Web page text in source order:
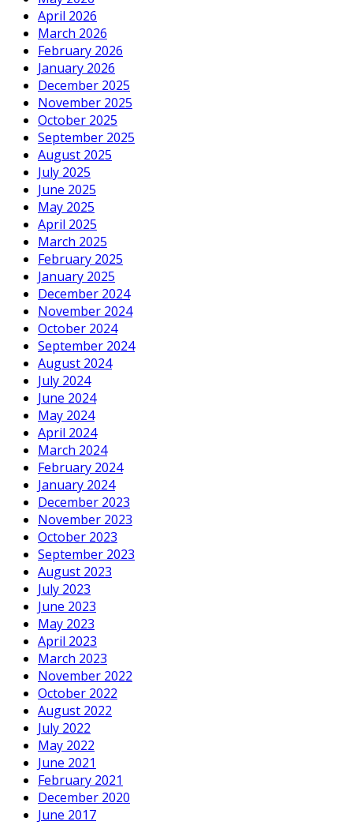
April 2026
March 2026
February 2026
January 2026
December 2025
November 2025
October 2025
September 2025
August 2025
July 2025
June 2025
May 2025
April 2025
March 2025
February 2025
January 2025
December 2024
November 2024
October 2024
September 2024
August 2024
July 2024
June 2024
May 2024
April 2024
March 2024
February 2024
January 2024
December 2023
November 2023
October 2023
September 2023
August 2023
July 2023
June 2023
May 2023
April 2023
March 2023
November 2022
October 2022
August 2022
July 2022
May 2022
June 2021
February 2021
December 2020
June 2017